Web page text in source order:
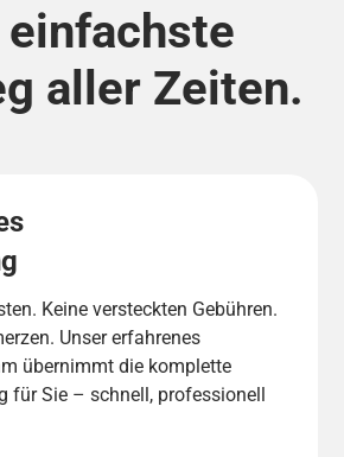
einfachste
aller Zeiten.
Keine versteckten Gebühren.
Unser erfahrenes
übernimmt die komplette
für Sie – schnell, professionell